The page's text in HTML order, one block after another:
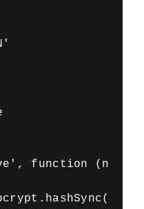
function (n